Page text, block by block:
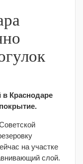
Краснодаре
на участке
слой.